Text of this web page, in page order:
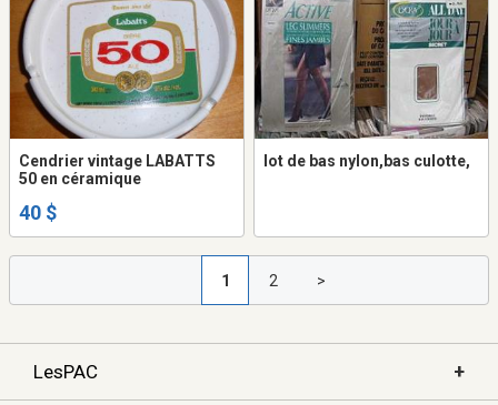
Cendrier vintage LABATTS
50 en céramique
40 $
lot de bas nylon,bas culotte,
1 2 >
LesPAC +